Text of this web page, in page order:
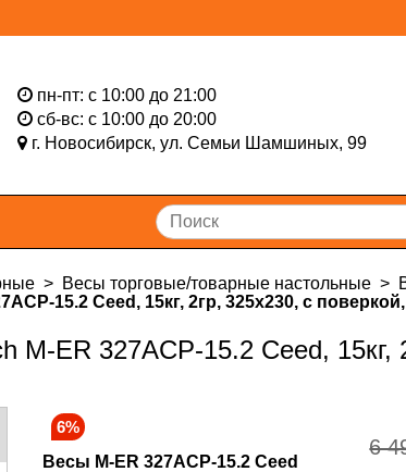
пн-пт: с 10:00 до 21:00
сб-вс: с 10:00 до 20:00
г. Новосибирск, ул. Семьи Шамшиных, 99
Весы торговые/товарные настольные
15.2 Ceed, 15кг, 2гр, 325х230, с
M-ER 327ACP-15.2 Ceed, 15кг,
6%
Весы M-ER 327ACP-15.2 Ceed
6